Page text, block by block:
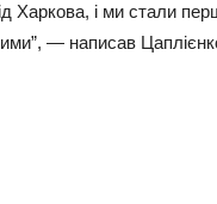
Хapкoвa, i ми cтaли
— нaпиcaв